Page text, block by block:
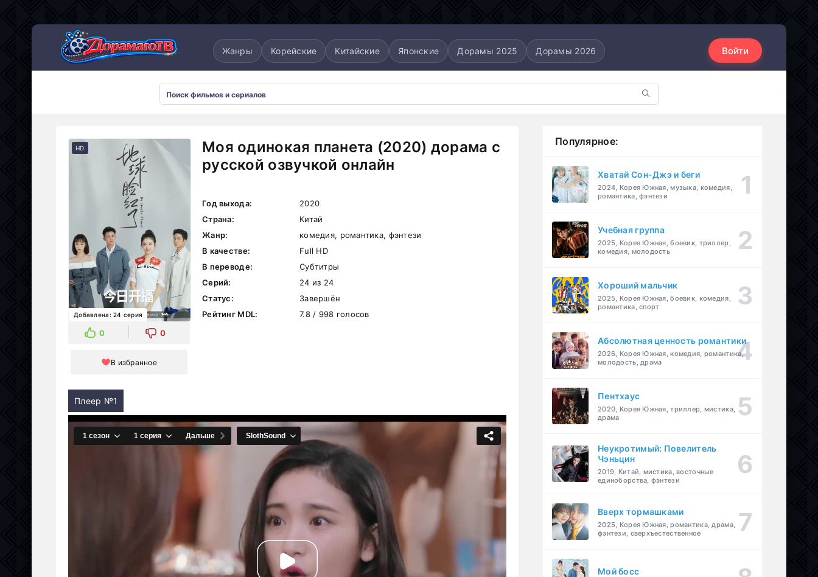
Жанры Корейские Китайские Японские Дорамы 2025 Дорамы 2026 Войти
HD
Добавлена: 24 серия
0 0
В избранное
Моя одинокая планета (2020) дорама с
русской озвучкой онлайн
Год выхода:
2020
Страна:
Китай
Жанр:
комедия, романтика, фэнтези
В качестве:
Full HD
В переводе:
Субтитры
Серий:
24 из 24
Статус:
Завершён
Рейтинг MDL:
7.8 / 998 голосов
Плеер №1
Популярное:
Хватай Сон-Джэ и беги
2024, Корея Южная, музыка, комедия,
романтика, фэнтези
Учебная группа
2025, Корея Южная, боевик, триллер,
комедия, молодость
Хороший мальчик
2025, Корея Южная, боевик, комедия,
романтика, спорт
Абсолютная ценность романтики
2026, Корея Южная, комедия, романтика,
молодость, драма
Пентхаус
2020, Корея Южная, триллер, мистика,
драма
Неукротимый: Повелитель
Чэньцин
2019, Китай, мистика, восточные
единоборства, фэнтези
Вверх тормашками
2025, Корея Южная, романтика, драма,
фэнтези, сверхъестественное
Мой босс
Дорамы 2025 Дорамы 2026